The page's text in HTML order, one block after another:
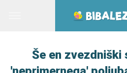
Še en zvezdniški